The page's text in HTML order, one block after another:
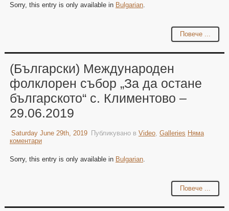
Sorry, this entry is only available in Bulgarian.
Повече ...
(Български) Международен
фолклорен събор „За да остане
българското“ с. Климентово –
29.06.2019
Saturday June 29th, 2019 Публикувано в Video, Galleries Няма
коментари
Sorry, this entry is only available in Bulgarian.
Повече ...